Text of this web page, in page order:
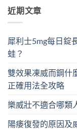
近期文章
犀利士5mg每日錠
蛙？
雙效果凍威而鋼什
正確用法全攻略
樂威壯不適合哪類
陽痿復發的原因及